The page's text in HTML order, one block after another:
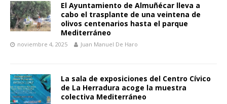
El Ayuntamiento de Almuñécar lleva a
cabo el trasplante de una veintena de
olivos centenarios hasta el parque
Mediterráneo
noviembre 4, 2025 Juan Manuel De Haro
La sala de exposiciones del Centro Cívico
de La Herradura acoge la muestra
colectiva Mediterráneo